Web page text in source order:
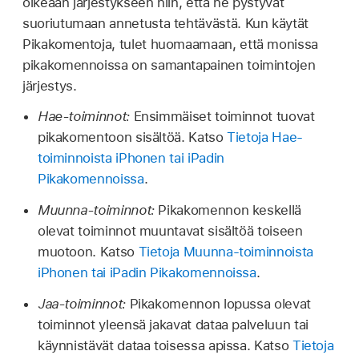
suoriutumaan annetusta tehtävästä. Kun käytät
Pikakomentoja, tulet huomaamaan, että monissa
pikakomennoissa on samantapainen toimintojen
järjestys.
Hae-toiminnot:Ensimmäiset toiminnot tuovat
pikakomentoon sisältöä. KatsoTietoja Hae-
toiminnoista iPhonen tai iPadin
Pikakomennoissa.
Muunna-toiminnot:Pikakomennon keskellä
olevat toiminnot muuntavat sisältöä toiseen
muotoon. Katso Tietoja Muunna-toiminnoista
iPhonen tai iPadin Pikakomennoissa.
Jaa-toiminnot:Pikakomennon lopussa olevat
toiminnot yleensä jakavat dataa palveluun tai
käynnistävät dataa toisessa apissa. Katso Tietoja